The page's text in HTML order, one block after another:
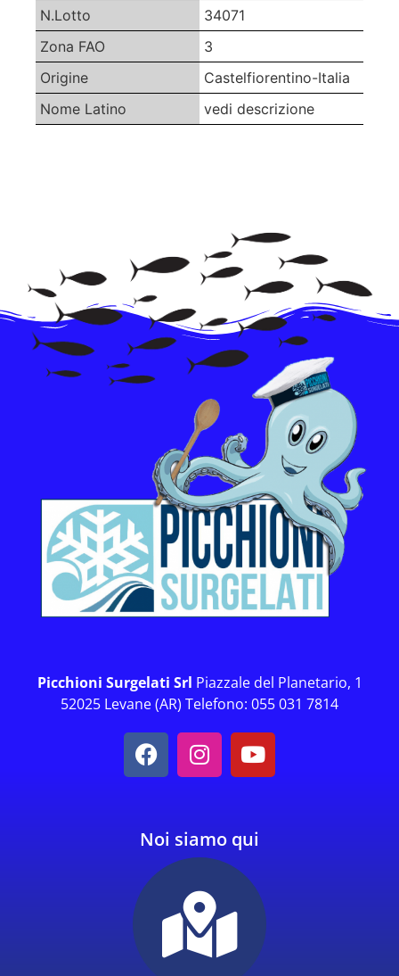
N.Lotto
34071
Zona FAO
3
Origine
Castelfiorentino-Italia
Nome Latino
vedi descrizione
Picchioni Surgelati Srl Piazzale del Planetario, 1
52025 Levane (AR) Telefono: 055 031 7814
Noi siamo qui